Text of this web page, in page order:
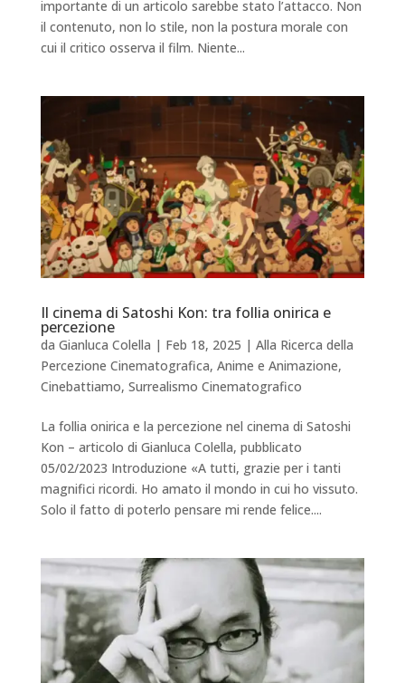
importante di un articolo sarebbe stato l’attacco. Non
il contenuto, non lo stile, non la postura morale con
cui il critico osserva il film. Niente...
Il cinema di Satoshi Kon: tra follia onirica e
percezione
da Gianluca Colella | Feb 18, 2025 | Alla Ricerca della
Percezione Cinematografica, Anime e Animazione,
Cinebattiamo, Surrealismo Cinematografico
La follia onirica e la percezione nel cinema di Satoshi
Kon – articolo di Gianluca Colella, pubblicato
05/02/2023 Introduzione «A tutti, grazie per i tanti
magnifici ricordi. Ho amato il mondo in cui ho vissuto.
Solo il fatto di poterlo pensare mi rende felice....